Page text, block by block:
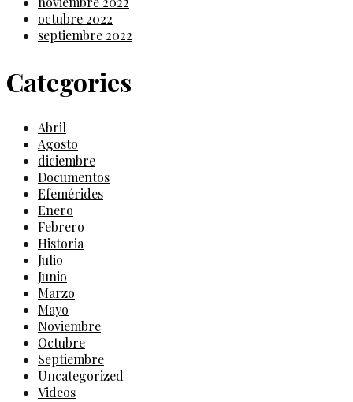
octubre 2022
septiembre 2022
Categories
Abril
Agosto
diciembre
Documentos
Efemérides
Enero
Febrero
Historia
Julio
Junio
Marzo
Mayo
Noviembre
Octubre
Septiembre
Uncategorized
Videos